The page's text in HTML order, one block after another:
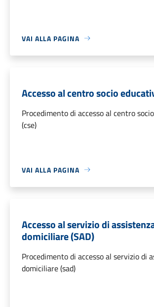
VAI ALLA PAGINA
Accesso al centro socio
Procedimento di accesso al centro
(cse)
VAI ALLA PAGINA
Accesso al servizio di
domiciliare (SAD)
Procedimento di accesso al servizio di
domiciliare (sad)